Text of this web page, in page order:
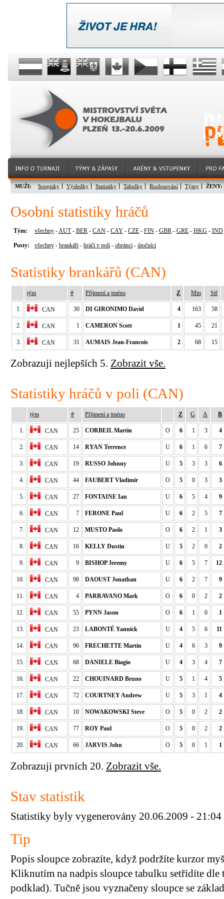
MUŽI: Soupisky Výsledky Statistiky Tabulky Rozlosování Týmy ŽENY:
Osobní statistiky hráčů
Tým: všechny -AUT- BER - CAN - CAY - CZE - FIN - GBR - GRE - HKG - IND
Posty: všechny - brankáři - hráči v poli - obránci - útočníci
Statistiky brankářů (CAN)
tým # Příjmení a jméno Z Min Stř
1. CAN 30 DI GIRONIMO David 4 163 58
2. CAN 1 CAMERON Scott 1 45 21
3. CAN 31 AUMAIS Jean-Francois 2 68 15
Zobrazuji nejlepších 5. Zobrazit vše.
Statistiky hráčů v poli (CAN)
tým # Příjmení a jméno Z G A B
1. CAN 25 CORBEIL Martin O 6 1 3 4
2. CAN 14 RYAN Terrence U 6 1 6 7
3. CAN 19 RUSSO Johnny U 5 3 3 6
4. CAN 44 FAUBERT Vladimir O 5 0 3 3
5. CAN 27 FONTAINE Ian U 6 5 4 9
6. CAN 7 FERONE Paul U 6 2 5 7
7. CAN 12 MUSTO Paolo O 6 2 1 3
8. CAN 16 KELLY Dustin U 5 2 0 2
9. CAN 9 BISHOP Jeremy U 6 5 7 12
10. CAN 98 DAOUST Jonathan U 6 2 7 9
11. CAN 4 PARRAVANO Mark O 6 0 2 2
12. CAN 55 PYNN Jason O 6 1 0 1
13. CAN 23 LABONTÉ Yannick U 4 5 6 11
14. CAN 96 FRECHETTE Martin U 4 6 3 9
15. CAN 68 DANIELE Biagio U 4 3 4 7
16. CAN 22 CHOUINARD Bruno U 5 1 4 5
17. CAN 72 COURTNEY Andrew U 5 3 1 4
18. CAN 10 NOWAKOWSKI Steve O 5 0 2 2
19. CAN 77 ROY Paul O 5 0 2 2
20. CAN 66 JARVIS John O 5 0 1 1
Zobrazuji prvních 20. Zobrazit vše.
Stav statistik
Statistiky byly vygenerovány 20.06.2009 - 21:04
Tip
Popis sloupce zobrazíte, když podržíte kurzor
Kliknutím na nadpis sloupce tabulku setřídíte dle
podklad). Tučně jsou vyznačeny sloupce se